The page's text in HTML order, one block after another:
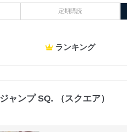
定期購読
ランキング
ジャンプ SQ. （スクエア）